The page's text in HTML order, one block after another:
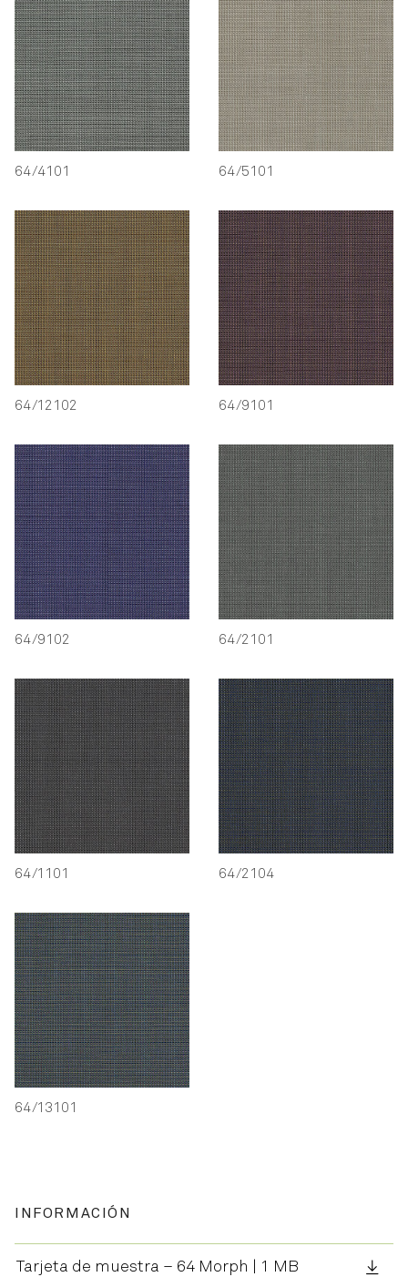
64/4101 64/5101
64/12102 64/9101
64/9102 64/2101
64/1101 64/2104
64/13101
INFORMACIÓN
Tarjeta de muestra – 64 Morph | 1 MB